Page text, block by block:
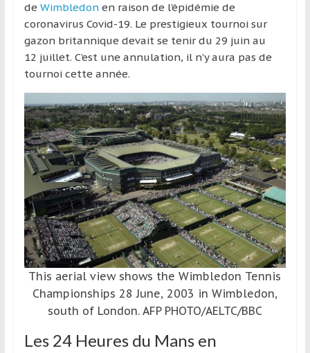
de Wimbledonen raison de l’épidémie de
coronavirus Covid-19. Le prestigieux tournoi sur
gazon britannique devait se tenir du 29 juin au
12 juillet. C’est une annulation, il n’y aura pas de
tournoi cette année.
This aerial view shows the Wimbledon Tennis
Championships 28 June, 2003 in Wimbledon,
south of London. AFP PHOTO/AELTC/BBC
Les 24 Heures du Mans en